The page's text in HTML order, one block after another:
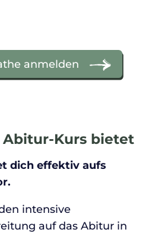
anmelden
Abitur-Kurs bietet
dich effektiv aufs
intensive
auf das Abitur in